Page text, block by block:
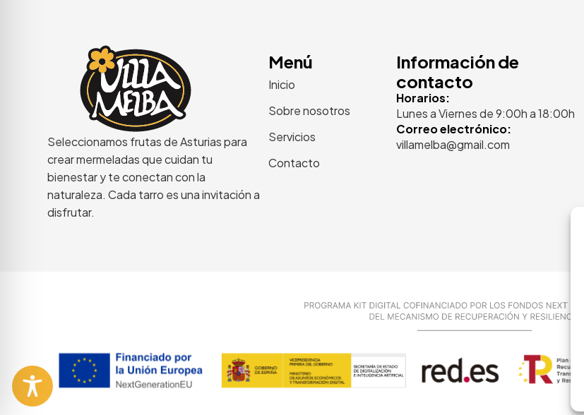
Seleccionamos frutas de Asturias para
crear mermeladas que cuidan tu
bienestar y te conectan con la
naturaleza. Cada tarro es una invitación a
disfrutar.
Menú
Inicio
Sobre nosotros
Servicios
Contacto
Información de
contacto
Horarios:
Lunes a Viernes de 9:00h a 18:00h
Correo electrónico:
villamelba@gmail.com